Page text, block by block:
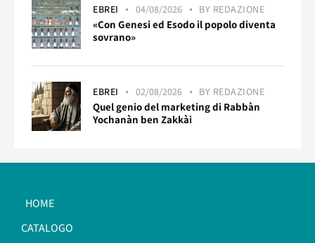
EBREI 04/08/2026 BY REDAZIONE
«Con Genesi ed Esodo il popolo diventa
sovrano»
EBREI 02/08/2026 BY REDAZIONE
Quel genio del marketing di Rabbàn
Yochanàn ben Zakkài
HOME
CATALOGO